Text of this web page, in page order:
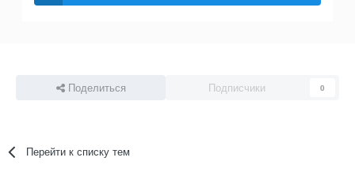
Поделиться Подписчики 0
Перейти к списку тем